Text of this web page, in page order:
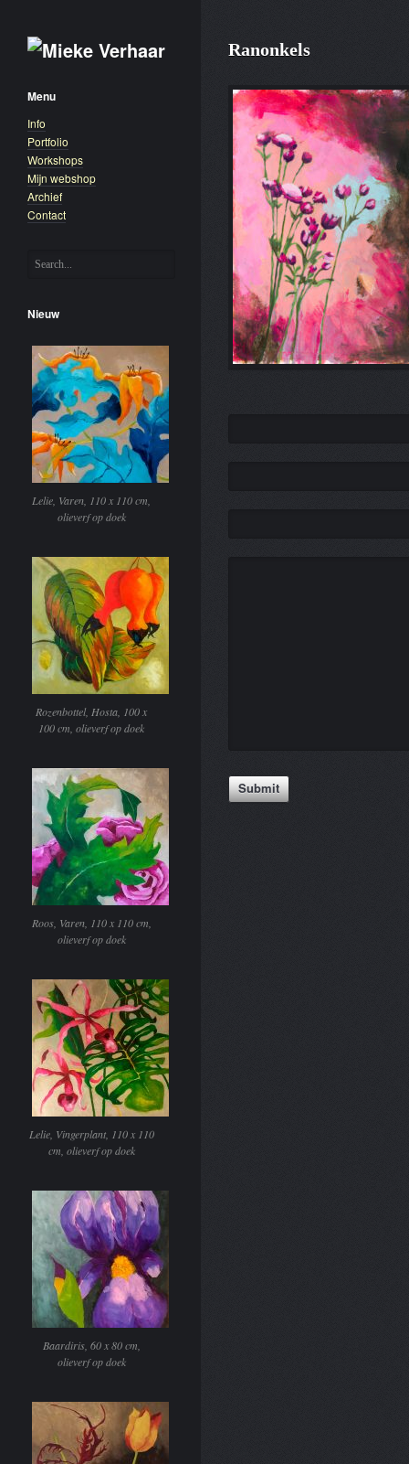
Menu
Info
Portfolio
Workshops
Mijn webshop
Archief
Contact
Nieuw
Lelie, Varen, 110 x 110 cm,
olieverf op doek
Rozenbottel, Hosta, 100 x
100 cm, olieverf op doek
Roos, Varen, 110 x 110 cm,
olieverf op doek
Lelie, Vingerplant, 110 x 110
cm, olieverf op doek
Baardiris, 60 x 80 cm,
olieverf op doek
Ranonkels